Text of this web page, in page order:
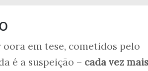
em tese, cometidos pelo
é a suspeição – cada vez mais